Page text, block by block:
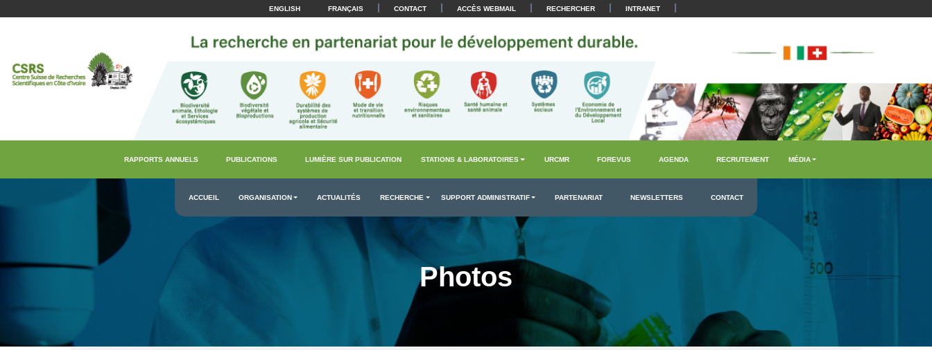
ENGLISH FRANÇAIS | CONTACT | ACCÈS WEBMAIL | RECHERCHER | INTRANET |
RAPPORTS ANNUELS PUBLICATIONS LUMIÈRE SUR PUBLICATION STATIONS & LABORATOIRES URCMR FOREVUS AGENDA RECRUTEMENT MÉDIA
ACCUEIL ORGANISATION ACTUALITÉS RECHERCHE SUPPORT ADMINISTRATIF PARTENARIAT NEWSLETTERS CONTACT
Photos